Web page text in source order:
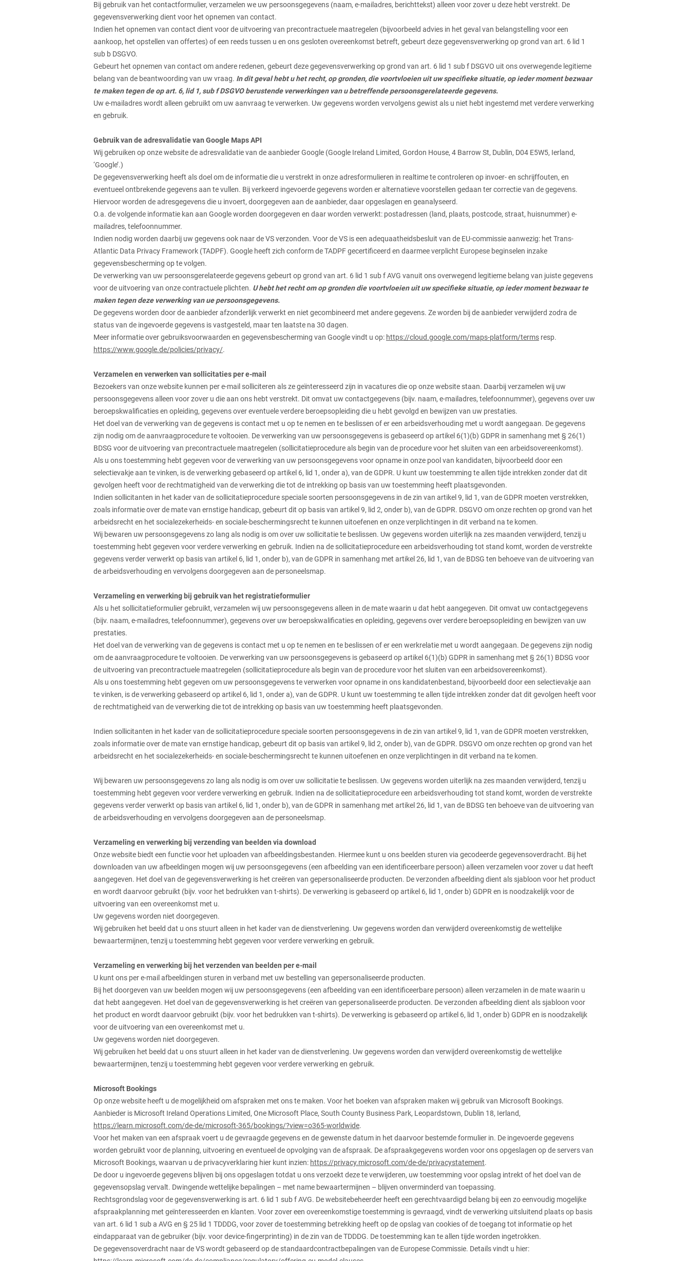
Bij gebruik van het contactformulier, verzamelen we uw persoonsgegevens (naam, e-mailadres, berichttekst) alleen voor zover u deze hebt verstrekt. De
gegevensverwerking dient voor het opnemen van contact.
Indien het opnemen van contact dient voor de uitvoering van precontractuele maatregelen (bijvoorbeeld advies in het geval van belangstelling voor een
aankoop, het opstellen van offertes) of een reeds tussen u en ons gesloten overeenkomst betreft, gebeurt deze gegevensverwerking op grond van art. 6 lid 1
sub b DSGVO.
Gebeurt het opnemen van contact om andere redenen, gebeurt deze gegevensverwerking op grond van art. 6 lid 1 sub f DSGVO uit ons overwegende legitieme
belang van de beantwoording van uw vraag. In dit geval hebt u het recht, op gronden, die voortvloeien uit uw specifieke situatie, op ieder moment bezwaar
te maken tegen de op art. 6, lid 1, sub f DSGVO berustende verwerkingen van u betreffende persoonsgerelateerde gegevens.
Uw e-mailadres wordt alleen gebruikt om uw aanvraag te verwerken. Uw gegevens worden vervolgens gewist als u niet hebt ingestemd met verdere verwerking
en gebruik.
Gebruik van de adresvalidatie van Google Maps API
Wij gebruiken op onze website de adresvalidatie van de aanbieder Google (Google Ireland Limited, Gordon House, 4 Barrow St, Dublin, D04 E5W5, Ierland,
‘Google’.)
De gegevensverwerking heeft als doel om de informatie die u verstrekt in onze adresformulieren in realtime te controleren op invoer- en schrijffouten, en
eventueel ontbrekende gegevens aan te vullen. Bij verkeerd ingevoerde gegevens worden er alternatieve voorstellen gedaan ter correctie van de gegevens.
Hiervoor worden de adresgegevens die u invoert, doorgegeven aan de aanbieder, daar opgeslagen en geanalyseerd.
O.a. de volgende informatie kan aan Google worden doorgegeven en daar worden verwerkt: postadressen (land, plaats, postcode, straat, huisnummer) e-
mailadres, telefoonnummer.
Indien nodig worden daarbij uw gegevens ook naar de VS verzonden. Voor de VS is een adequaatheidsbesluit van de EU-commissie aanwezig: het Trans-
Atlantic Data Privacy Framework (TADPF). Google heeft zich conform de TADPF gecertificeerd en daarmee verplicht Europese beginselen inzake
gegevensbescherming op te volgen.
De verwerking van uw persoonsgerelateerde gegevens gebeurt op grond van art. 6 lid 1 sub f AVG vanuit ons overwegend legitieme belang van juiste gegevens
voor de uitvoering van onze contractuele plichten. U hebt het recht om op gronden die voortvloeien uit uw specifieke situatie, op ieder moment bezwaar te
maken tegen deze verwerking van ue persoonsgegevens.
De gegevens worden door de aanbieder afzonderlijk verwerkt en niet gecombineerd met andere gegevens. Ze worden bij de aanbieder verwijderd zodra de
status van de ingevoerde gegevens is vastgesteld, maar ten laatste na 30 dagen.
Meer informatie over gebruiksvoorwaarden en gegevensbescherming van Google vindt u op: https://cloud.google.com/maps-platform/terms resp.
https://www.google.de/policies/privacy/.
Verzamelen en verwerken van sollicitaties per e-mail
Bezoekers van onze website kunnen per e-mail solliciteren als ze geïnteresseerd zijn in vacatures die op onze website staan. Daarbij verzamelen wij uw
persoonsgegevens alleen voor zover u die aan ons hebt verstrekt. Dit omvat uw contactgegevens (bijv. naam, e-mailadres, telefoonnummer), gegevens over uw
beroepskwalificaties en opleiding, gegevens over eventuele verdere beroepsopleiding die u hebt gevolgd en bewijzen van uw prestaties.
Het doel van de verwerking van de gegevens is contact met u op te nemen en te beslissen of er een arbeidsverhouding met u wordt aangegaan. De gegevens
zijn nodig om de aanvraagprocedure te voltooien. De verwerking van uw persoonsgegevens is gebaseerd op artikel 6(1)(b) GDPR in samenhang met § 26(1)
BDSG voor de uitvoering van precontractuele maatregelen (sollicitatieprocedure als begin van de procedure voor het sluiten van een arbeidsovereenkomst).
Als u ons toestemming hebt gegeven voor de verwerking van uw persoonsgegevens voor opname in onze pool van kandidaten, bijvoorbeeld door een
selectievakje aan te vinken, is de verwerking gebaseerd op artikel 6, lid 1, onder a), van de GDPR. U kunt uw toestemming te allen tijde intrekken zonder dat dit
gevolgen heeft voor de rechtmatigheid van de verwerking die tot de intrekking op basis van uw toestemming heeft plaatsgevonden.
Indien sollicitanten in het kader van de sollicitatieprocedure speciale soorten persoonsgegevens in de zin van artikel 9, lid 1, van de GDPR moeten verstrekken,
zoals informatie over de mate van ernstige handicap, gebeurt dit op basis van artikel 9, lid 2, onder b), van de GDPR. DSGVO om onze rechten op grond van het
arbeidsrecht en het socialezekerheids- en sociale-beschermingsrecht te kunnen uitoefenen en onze verplichtingen in dit verband na te komen.
Wij bewaren uw persoonsgegevens zo lang als nodig is om over uw sollicitatie te beslissen. Uw gegevens worden uiterlijk na zes maanden verwijderd, tenzij u
toestemming hebt gegeven voor verdere verwerking en gebruik. Indien na de sollicitatieprocedure een arbeidsverhouding tot stand komt, worden de verstrekte
gegevens verder verwerkt op basis van artikel 6, lid 1, onder b), van de GDPR in samenhang met artikel 26, lid 1, van de BDSG ten behoeve van de uitvoering van
de arbeidsverhouding en vervolgens doorgegeven aan de personeelsmap.
Verzameling en verwerking bij gebruik van het registratieformulier
Als u het sollicitatieformulier gebruikt, verzamelen wij uw persoonsgegevens alleen in de mate waarin u dat hebt aangegeven. Dit omvat uw contactgegevens
(bijv. naam, e-mailadres, telefoonnummer), gegevens over uw beroepskwalificaties en opleiding, gegevens over verdere beroepsopleiding en bewijzen van uw
prestaties.
Het doel van de verwerking van de gegevens is contact met u op te nemen en te beslissen of er een werkrelatie met u wordt aangegaan. De gegevens zijn nodig
om de aanvraagprocedure te voltooien. De verwerking van uw persoonsgegevens is gebaseerd op artikel 6(1)(b) GDPR in samenhang met § 26(1) BDSG voor
de uitvoering van precontractuele maatregelen (sollicitatieprocedure als begin van de procedure voor het sluiten van een arbeidsovereenkomst).
Als u ons toestemming hebt gegeven om uw persoonsgegevens te verwerken voor opname in ons kandidatenbestand, bijvoorbeeld door een selectievakje aan
te vinken, is de verwerking gebaseerd op artikel 6, lid 1, onder a), van de GDPR. U kunt uw toestemming te allen tijde intrekken zonder dat dit gevolgen heeft voor
de rechtmatigheid van de verwerking die tot de intrekking op basis van uw toestemming heeft plaatsgevonden.
Indien sollicitanten in het kader van de sollicitatieprocedure speciale soorten persoonsgegevens in de zin van artikel 9, lid 1, van de GDPR moeten verstrekken,
zoals informatie over de mate van ernstige handicap, gebeurt dit op basis van artikel 9, lid 2, onder b), van de GDPR. DSGVO om onze rechten op grond van het
arbeidsrecht en het socialezekerheids- en sociale-beschermingsrecht te kunnen uitoefenen en onze verplichtingen in dit verband na te komen.
Wij bewaren uw persoonsgegevens zo lang als nodig is om over uw sollicitatie te beslissen. Uw gegevens worden uiterlijk na zes maanden verwijderd, tenzij u
toestemming hebt gegeven voor verdere verwerking en gebruik. Indien na de sollicitatieprocedure een arbeidsverhouding tot stand komt, worden de verstrekte
gegevens verder verwerkt op basis van artikel 6, lid 1, onder b), van de GDPR in samenhang met artikel 26, lid 1, van de BDSG ten behoeve van de uitvoering van
de arbeidsverhouding en vervolgens doorgegeven aan de personeelsmap.
Verzameling en verwerking bij verzending van beelden via download
Onze website biedt een functie voor het uploaden van afbeeldingsbestanden. Hiermee kunt u ons beelden sturen via gecodeerde gegevensoverdracht. Bij het
downloaden van uw afbeeldingen mogen wij uw persoonsgegevens (een afbeelding van een identificeerbare persoon) alleen verzamelen voor zover u dat heeft
aangegeven. Het doel van de gegevensverwerking is het creëren van gepersonaliseerde producten. De verzonden afbeelding dient als sjabloon voor het product
en wordt daarvoor gebruikt (bijv. voor het bedrukken van t-shirts). De verwerking is gebaseerd op artikel 6, lid 1, onder b) GDPR en is noodzakelijk voor de
uitvoering van een overeenkomst met u.
Uw gegevens worden niet doorgegeven.
Wij gebruiken het beeld dat u ons stuurt alleen in het kader van de dienstverlening. Uw gegevens worden dan verwijderd overeenkomstig de wettelijke
bewaartermijnen, tenzij u toestemming hebt gegeven voor verdere verwerking en gebruik.
Verzameling en verwerking bij het verzenden van beelden per e-mail
U kunt ons per e-mail afbeeldingen sturen in verband met uw bestelling van gepersonaliseerde producten.
Bij het doorgeven van uw beelden mogen wij uw persoonsgegevens (een afbeelding van een identificeerbare persoon) alleen verzamelen in de mate waarin u
dat hebt aangegeven. Het doel van de gegevensverwerking is het creëren van gepersonaliseerde producten. De verzonden afbeelding dient als sjabloon voor
het product en wordt daarvoor gebruikt (bijv. voor het bedrukken van t-shirts). De verwerking is gebaseerd op artikel 6, lid 1, onder b) GDPR en is noodzakelijk
voor de uitvoering van een overeenkomst met u.
Uw gegevens worden niet doorgegeven.
Wij gebruiken het beeld dat u ons stuurt alleen in het kader van de dienstverlening. Uw gegevens worden dan verwijderd overeenkomstig de wettelijke
bewaartermijnen, tenzij u toestemming hebt gegeven voor verdere verwerking en gebruik.
Microsoft Bookings
Op onze website heeft u de mogelijkheid om afspraken met ons te maken. Voor het boeken van afspraken maken wij gebruik van Microsoft Bookings.
Aanbieder is Microsoft Ireland Operations Limited, One Microsoft Place, South County Business Park, Leopardstown, Dublin 18, Ierland,
https://learn.microsoft.com/de-de/microsoft-365/bookings/?view=o365-worldwide.
Voor het maken van een afspraak voert u de gevraagde gegevens en de gewenste datum in het daarvoor bestemde formulier in. De ingevoerde gegevens
worden gebruikt voor de planning, uitvoering en eventueel de opvolging van de afspraak. De afspraakgegevens worden voor ons opgeslagen op de servers van
Microsoft Bookings, waarvan u de privacyverklaring hier kunt inzien: https://privacy.microsoft.com/de-de/privacystatement.
De door u ingevoerde gegevens blijven bij ons opgeslagen totdat u ons verzoekt deze te verwijderen, uw toestemming voor opslag intrekt of het doel van de
gegevensopslag vervalt. Dwingende wettelijke bepalingen – met name bewaartermijnen – blijven onverminderd van toepassing.
Rechtsgrondslag voor de gegevensverwerking is art. 6 lid 1 sub f AVG. De websitebeheerder heeft een gerechtvaardigd belang bij een zo eenvoudig mogelijke
afspraakplanning met geïnteresseerden en klanten. Voor zover een overeenkomstige toestemming is gevraagd, vindt de verwerking uitsluitend plaats op basis
van art. 6 lid 1 sub a AVG en § 25 lid 1 TDDDG, voor zover de toestemming betrekking heeft op de opslag van cookies of de toegang tot informatie op het
eindapparaat van de gebruiker (bijv. voor device-fingerprinting) in de zin van de TDDDG. De toestemming kan te allen tijde worden ingetrokken.
De gegevensoverdracht naar de VS wordt gebaseerd op de standaardcontractbepalingen van de Europese Commissie. Details vindt u hier: